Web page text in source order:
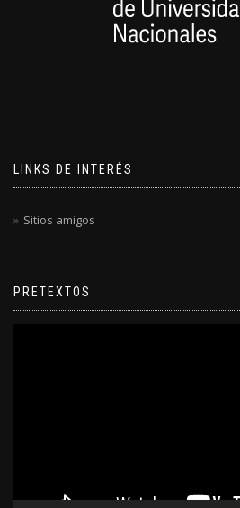
LINKS DE INTERÉS
Sitios amigos
PRETEXTOS